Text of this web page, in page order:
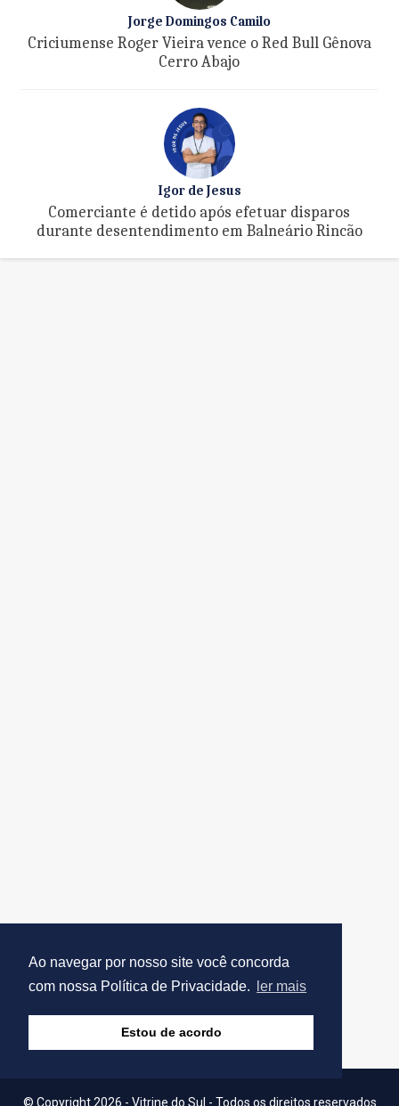
Ao navegar por nosso site você concorda
com nossa Política de Privacidade.
ler mais
Estou de acordo
Jorge Domingos Camilo
Criciumense Roger Vieira vence o Red Bull Gênova
Cerro Abajo
Igor de Jesus
Comerciante é detido após efetuar disparos
durante desentendimento em Balneário Rincão
© Copyright 2026 - Vitrine do Sul - Todos os direitos reservados